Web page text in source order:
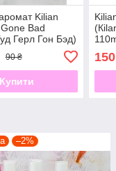
Kilian
Bad
Герл Гон Бэд)
90 ₴
Купити
150
–2%